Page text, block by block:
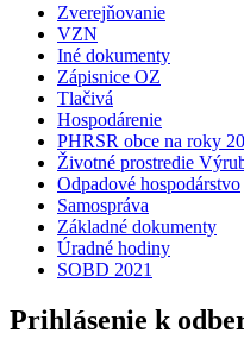
Zverejňovanie
VZN
Iné dokumenty
Zápisnice OZ
Tlačivá
Hospodárenie
PHRSR obce na roky
Životné prostredie
Odpadové hospodárstvo
Samospráva
Základné dokumenty
Úradné hodiny
SOBD 2021
Prihlásenie k